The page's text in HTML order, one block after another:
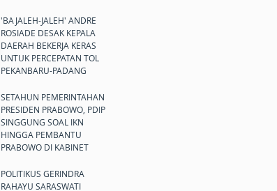
'BAJALEH-JALEH' ANDRE
ROSIADE DESAK KEPALA
DAERAH BEKERJA KERAS
UNTUK PERCEPATAN TOL
PEKANBARU-PADANG
SETAHUN PEMERINTAHAN
PRESIDEN PRABOWO, PDIP
SINGGUNG SOAL IKN
HINGGA PEMBANTU
PRABOWO DI KABINET
POLITIKUS GERINDRA
RAHAYU SARASWATI